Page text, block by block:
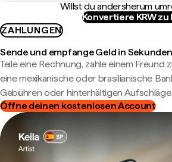
Willst du andersherum
Konvertiere KRW zu
ZAHLUNGEN
Sende und empfange Geld in Sekunden
Teile eine Rechnung, zahle einem Freund
eine mexikanische oder brasilianische
Gebühren oder hinterhältigen Aufschläge.
Öffne deinen kostenlosen Account